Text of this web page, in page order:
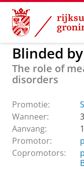
Skip
Content
Skip
Navigation
GMW
Blinded
The role of
disorders
Promotie:
Wanneer:
Aanvang:
Promotor:
Copromotors: